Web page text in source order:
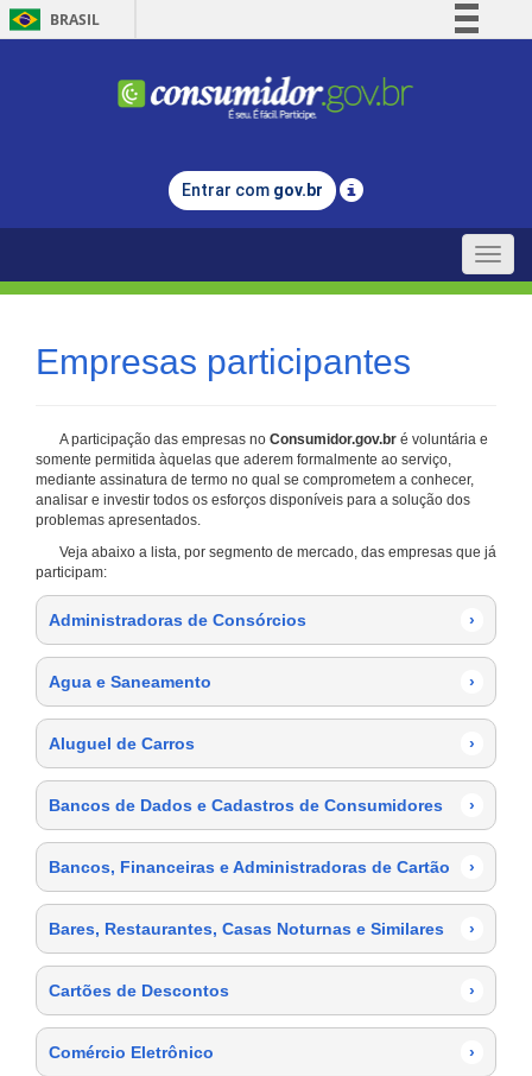
BRASIL
Comunica BR
Legislação
Entrar com gov.br
Toggle
Empresas participantes
A participação das empresas no Consumidor.gov.br é voluntária e
somente permitida àquelas que aderem formalmente ao serviço,
mediante assinatura de termo no qual se comprometem a conhecer,
analisar e investir todos os esforços disponíveis para a solução dos
problemas apresentados.
Veja abaixo a lista, por segmento de mercado, das empresas que já
participam:
Administradoras de Consórcios ›
Agua e Saneamento ›
Aluguel de Carros ›
Bancos de Dados e Cadastros de Consumidores ›
Bancos, Financeiras e Administradoras de Cartão ›
Bares, Restaurantes, Casas Noturnas e Similares ›
Cartões de Descontos ›
Comércio Eletrônico ›